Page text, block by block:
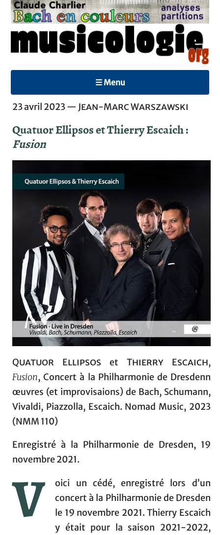
☰ Menu
23 avril 2023 — Jean-Marc Warszawski
Quatuor Ellipsos et Thierry Escaich :
Fusion
Quatuor Ellipsos et Thierry Escaich,
Fusion, Concert à la Philharmonie de Dresdenn
œuvres (et improvisaions) de Bach, Schumann,
Vivaldi, Piazzolla, Escaich. Nomad Music, 2023
(NMM 110)
Enregistré à la Philharmonie de Dresden, 19
novembre 2021.
V
oici un cédé, enregistré lors d’un
concert à la Philharmonie de Dresden
le 19 novembre 2021. Thierry Escaich
y était pour la saison 2021-2022,